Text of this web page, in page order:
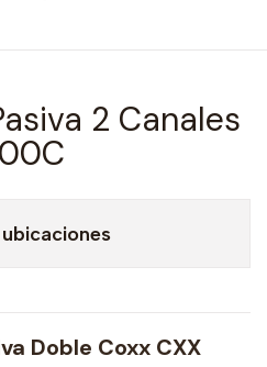
2 Canales
Doble Coxx CXX